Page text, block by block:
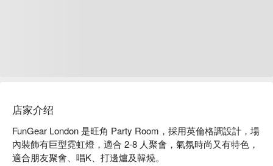
店家介绍
FunGear London 是旺角 Party Room，採用英倫格調設計，場
內裝飾有巨型霓虹燈，適合 2-8 人聚會，氣氛時尚又有特色，
適合朋友聚會、唱K、打邊爐及韓燒。